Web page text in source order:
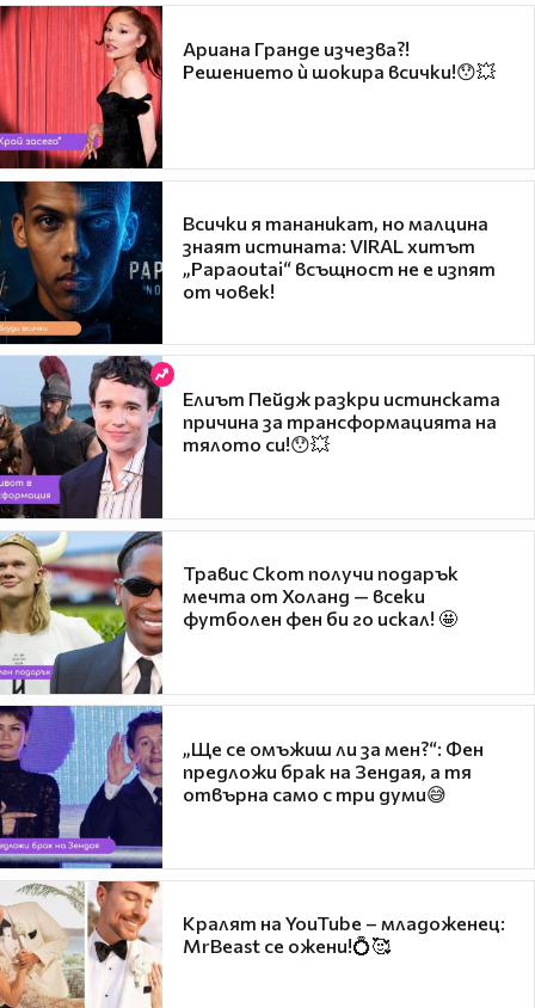
Ариана Гранде изчезва?!
Решението ѝ шокира всички!😯💥
Всички я тананикат, но малцина
знаят истината: VIRAL хитът
„Papaoutai“ всъщност не е изпят
от човек!
Елиът Пейдж разкри истинската
причина за трансформацията на
тялото си!😯💥
Травис Скот получи подарък
мечта от Холанд — всеки
футболен фен би го искал! 🤩
„Ще се омъжиш ли за мен?“: Фен
предложи брак на Зендая, а тя
отвърна само с три думи😅
Кралят на YouTube – младоженец:
MrBeast се ожени!💍🥰